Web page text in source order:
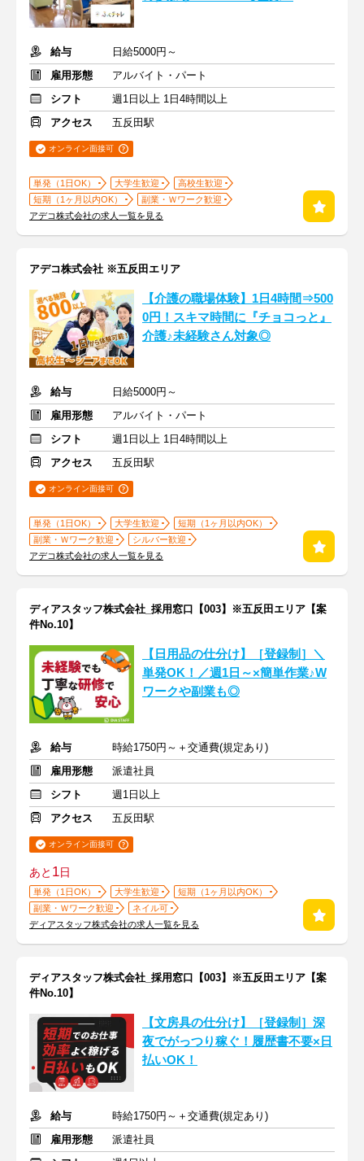
給与
日給5000円～
雇用形態
アルバイト・パート
シフト
週1日以上 1日4時間以上
アクセス
五反田駅
オンライン面接可
単発（1日OK） 大学生歓迎
高校生歓迎
短期（1ヶ月以内OK）
副業・Ｗワーク歓迎
アデコ株式会社の求人一覧を見る
アデコ株式会社 ※五反田エリア
【介護の職場体験】1日4時間⇒500
0円！スキマ時間に『チョコっと』
介護♪未経験さん対象◎
給与
日給5000円～
雇用形態
アルバイト・パート
シフト
週1日以上 1日4時間以上
アクセス
五反田駅
オンライン面接可
単発（1日OK） 大学生歓迎
短期（1ヶ月以内OK）
副業・Ｗワーク歓迎
シルバー歓迎
アデコ株式会社の求人一覧を見る
ディアスタッフ株式会社_採用窓口【003】※五反田エリア【案
件No.10】
【日用品の仕分け】［登録制］＼
単発OK！／週1日～×簡単作業♪W
ワークや副業も◎
給与
時給1750円～＋交通費(規定あり)
雇用形態
派遣社員
シフト
週1日以上
アクセス
五反田駅
オンライン面接可
あと 1日
単発（1日OK） 大学生歓迎
短期（1ヶ月以内OK）
副業・Ｗワーク歓迎
ネイル可
ディアスタッフ株式会社の求人一覧を見る
ディアスタッフ株式会社_採用窓口【003】※五反田エリア【案
件No.10】
【文房具の仕分け】［登録制］深
夜でがっつり稼ぐ！履歴書不要×日
払いOK！
給与
時給1750円～＋交通費(規定あり)
雇用形態
派遣社員